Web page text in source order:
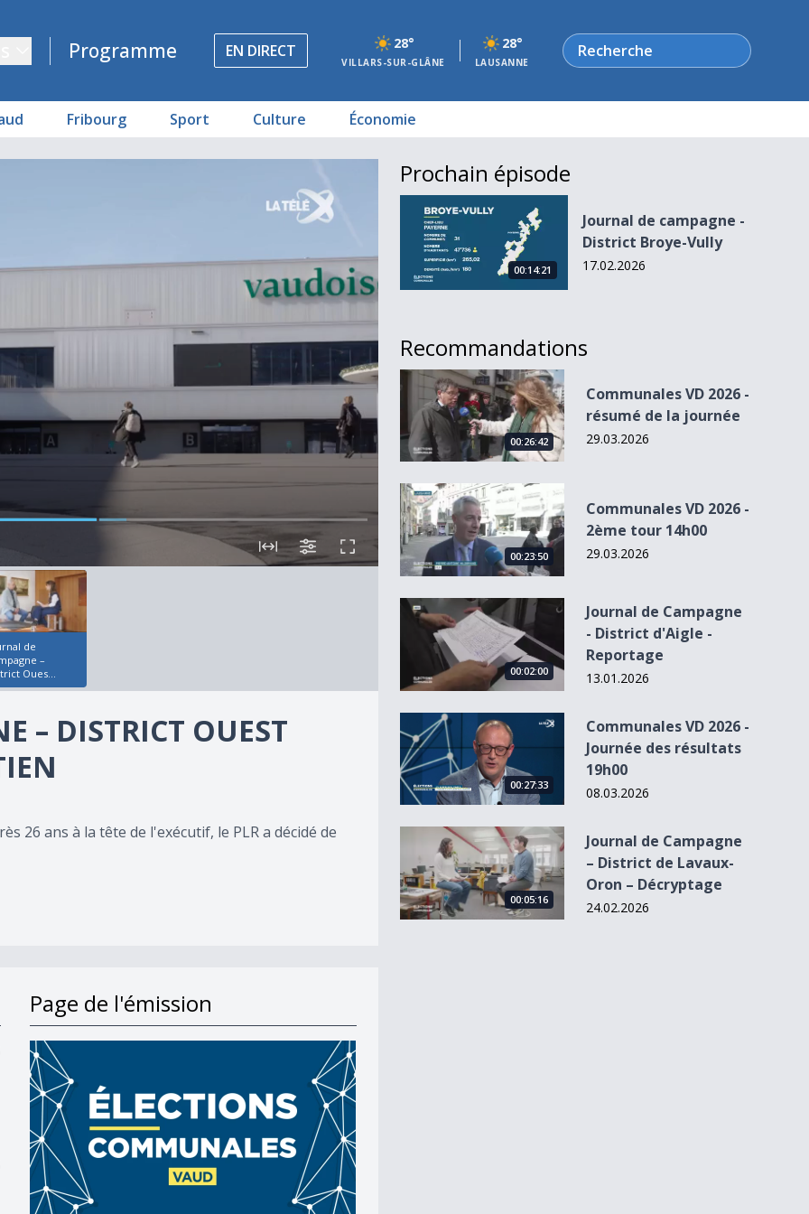
Programme EN DIRECT 28°
VILLARS-SUR-GLÂNE
28°
LAUSANNE
Rechercher
Fribourg Sport Culture Économie
de
–
Oues...
– DISTRICT OUEST
26 ans à la tête de l'exécutif, le PLR a décidé de
Page de l'émission
Prochain épisode
Journal de campagne - District Broye-Vully
00:14:21
Journal de campagne -
District Broye-Vully
17.02.2026
Recommandations
Communales VD 2026 - résumé de la journée
00:26:42
Communales VD 2026 -
résumé de la journée
29.03.2026
Communales VD 2026 - 2ème tour 14h00
00:23:50
Communales VD 2026 -
2ème tour 14h00
29.03.2026
Journal de Campagne - District d&#039;Aigle - Reportage
00:02:00
Journal de Campagne
- District d'Aigle -
Reportage
13.01.2026
Communales VD 2026 - Journée des résultats 19h00
00:27:33
Communales VD 2026 -
Journée des résultats
19h00
08.03.2026
Journal de Campagne – District de Lavaux-Oron –
00:05:16
Journal de Campagne
– District de Lavaux-
Oron – Décryptage
24.02.2026